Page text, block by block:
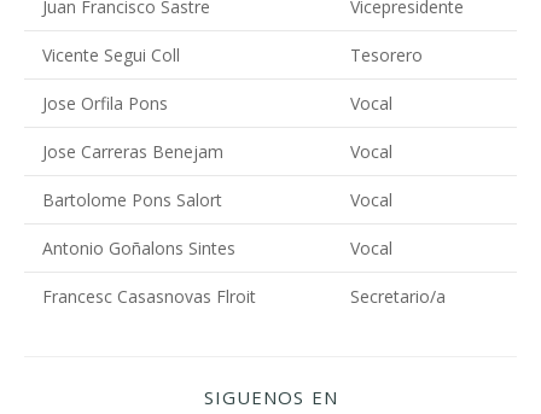
Juan Francisco Sastre Vicepresidente
Vicente Segui Coll Tesorero
Jose Orfila Pons Vocal
Jose Carreras Benejam Vocal
Bartolome Pons Salort Vocal
Antonio Goñalons Sintes Vocal
Francesc Casasnovas Flroit Secretario/a
SIGUENOS EN